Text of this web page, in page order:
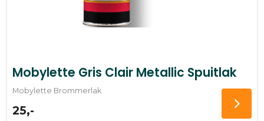
Mobylette Gris Clair Metallic Spuitlak
Mobylette Brommerlak
25,-